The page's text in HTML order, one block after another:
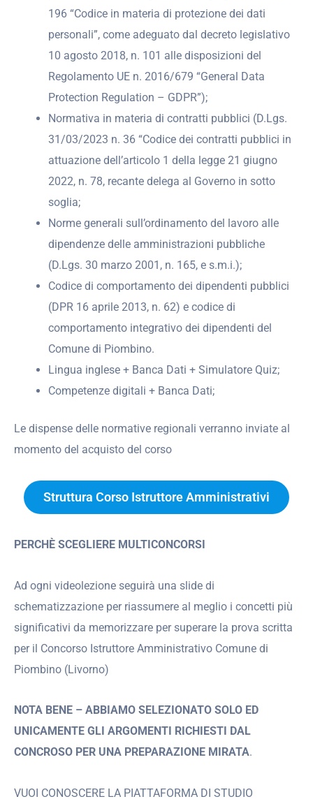
196 “Codice in materia di protezione dei dati
personali”, come adeguato dal decreto legislativo
10 agosto 2018, n. 101 alle disposizioni del
Regolamento UE n. 2016/679 “General Data
Protection Regulation – GDPR”);
Normativa in materia di contratti pubblici (D.Lgs.
31/03/2023 n. 36 “Codice dei contratti pubblici in
attuazione dell’articolo 1 della legge 21 giugno
2022, n. 78, recante delega al Governo in sotto
soglia;
Norme generali sull’ordinamento del lavoro alle
dipendenze delle amministrazioni pubbliche
(D.Lgs. 30 marzo 2001, n. 165, e s.m.i.);
Codice di comportamento dei dipendenti pubblici
(DPR 16 aprile 2013, n. 62) e codice di
comportamento integrativo dei dipendenti del
Comune di Piombino.
Lingua inglese + Banca Dati + Simulatore Quiz;
Competenze digitali + Banca Dati;
Le dispense delle normative regionali verranno inviate al
momento del acquisto del corso
Struttura Corso Istruttore Amministrativi
PERCHÈ SCEGLIERE MULTICONCORSI
Ad ogni videolezione seguirà una slide di
schematizzazione per riassumere al meglio i concetti più
significativi da memorizzare per superare la prova scritta
per il Concorso Istruttore Amministrativo Comune di
Piombino (Livorno)
NOTA BENE – ABBIAMO SELEZIONATO SOLO ED
UNICAMENTE GLI ARGOMENTI RICHIESTI DAL
CONCROSO PER UNA PREPARAZIONE MIRATA.
VUOI CONOSCERE LA PIATTAFORMA DI STUDIO